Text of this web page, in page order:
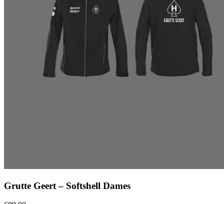
Grutte Geert – Softshell Dames